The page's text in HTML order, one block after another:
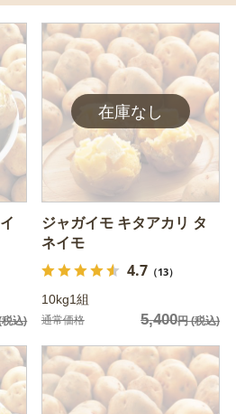
込)
ジャガイモ キタアカリ タ
ネイモ
4.7（13）
10kg1組
通常価格 5,400円(税込)